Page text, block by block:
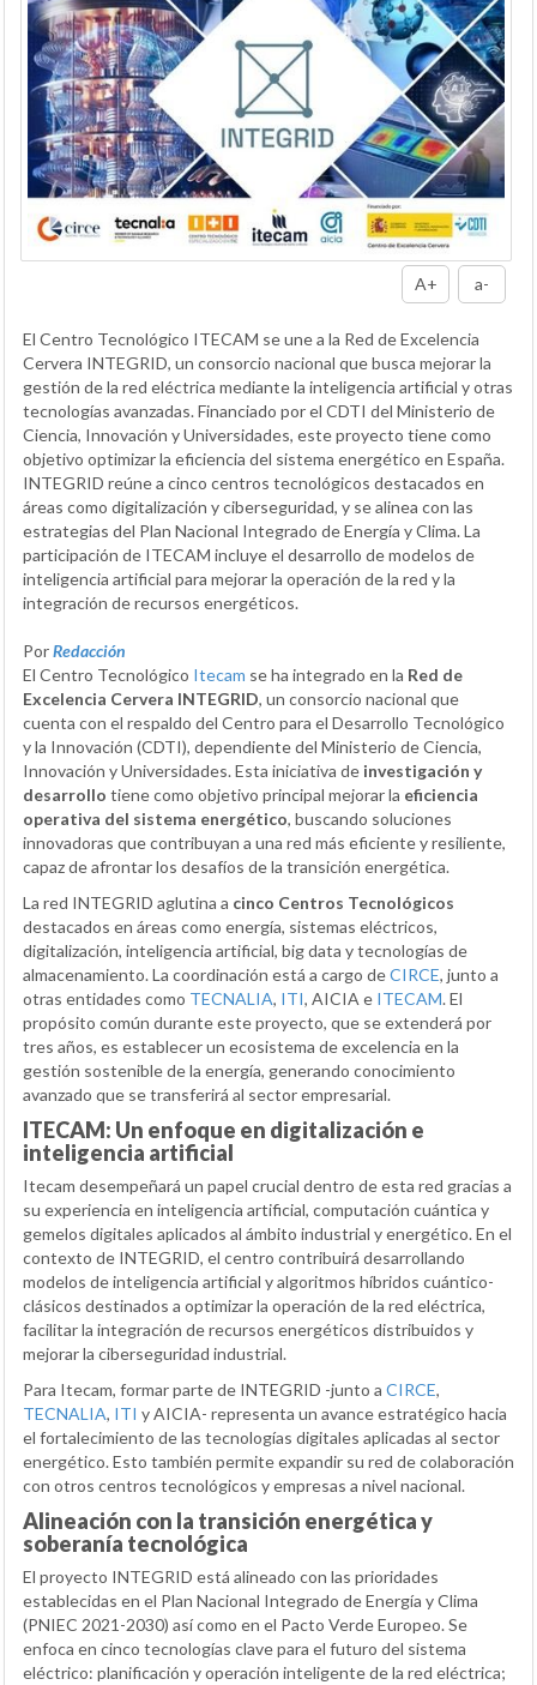
A+ a-
El Centro Tecnológico ITECAM se une a la Red de Excelencia
Cervera INTEGRID, un consorcio nacional que busca mejorar la
gestión de la red eléctrica mediante la inteligencia artificial y otras
tecnologías avanzadas. Financiado por el CDTI del Ministerio de
Ciencia, Innovación y Universidades, este proyecto tiene como
objetivo optimizar la eficiencia del sistema energético en España.
INTEGRID reúne a cinco centros tecnológicos destacados en
áreas como digitalización y ciberseguridad, y se alinea con las
estrategias del Plan Nacional Integrado de Energía y Clima. La
participación de ITECAM incluye el desarrollo de modelos de
inteligencia artificial para mejorar la operación de la red y la
integración de recursos energéticos.
PorRedacción
El Centro Tecnológico Itecam se ha integrado en la Red de
Excelencia Cervera INTEGRID, un consorcio nacional que
cuenta con el respaldo del Centro para el Desarrollo Tecnológico
y la Innovación (CDTI), dependiente del Ministerio de Ciencia,
Innovación y Universidades. Esta iniciativa de investigación y
desarrollo tiene como objetivo principal mejorar la eficiencia
operativa del sistema energético, buscando soluciones
innovadoras que contribuyan a una red más eficiente y resiliente,
capaz de afrontar los desafíos de la transición energética.
La red INTEGRID aglutina a cinco Centros Tecnológicos
destacados en áreas como energía, sistemas eléctricos,
digitalización, inteligencia artificial, big data y tecnologías de
almacenamiento. La coordinación está a cargo deCIRCE, junto a
otras entidades como TECNALIA, ITI, AICIA e ITECAM. El
propósito común durante este proyecto, que se extenderá por
tres años, es establecer un ecosistema de excelencia en la
gestión sostenible de la energía, generando conocimiento
avanzado que se transferirá al sector empresarial.
ITECAM: Un enfoque en digitalización e
inteligencia artificial
Itecam desempeñará un papel crucial dentro de esta red gracias a
su experiencia en inteligencia artificial, computación cuántica y
gemelos digitales aplicados al ámbito industrial y energético. En el
contexto de INTEGRID, el centro contribuirá desarrollando
modelos de inteligencia artificial y algoritmos híbridos cuántico-
clásicos destinados a optimizar la operación de la red eléctrica,
facilitar la integración de recursos energéticos distribuidos y
mejorar la ciberseguridad industrial.
Para Itecam, formar parte de INTEGRID -junto a CIRCE,
TECNALIA, ITI y AICIA- representa un avance estratégico hacia
el fortalecimiento de las tecnologías digitales aplicadas al sector
energético. Esto también permite expandir su red de colaboración
con otros centros tecnológicos y empresas a nivel nacional.
Alineación con la transición energética y
soberanía tecnológica
El proyecto INTEGRID está alineado con las prioridades
establecidas en el Plan Nacional Integrado de Energía y Clima
(PNIEC 2021-2030) así como en el Pacto Verde Europeo. Se
enfoca en cinco tecnologías clave para el futuro del sistema
eléctrico: planificación y operación inteligente de la red eléctrica;